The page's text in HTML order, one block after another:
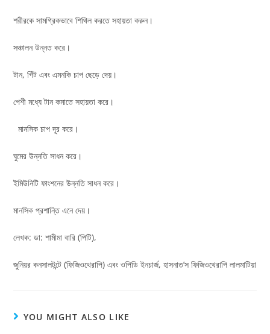
শরীরকে সামগ্রিকভাবে শিথিল করতে সহায়তা করুন।
সঞ্চালন উন্নত করে।
টান, গিঁট এবং এমনকি চাপ ছেড়ে দেয়।
পেশী মধ্যে টান কমাতে সহায়তা করে।
মানসিক চাপ দূর করে।
ঘুমের উন্নতি সাধন করে।
ইমিউনিটি ফাংশনের উন্নতি সাধন করে।
মানসিক প্রশান্তি এনে দেয়।
লেখক: ডা: শামীমা বারি (পিটি),
জুনিয়র কনসালটন্টে (ফিজিওথেরাপি) এবং ওপিডি ইনচার্জ, হাসনাত’স ফিজিওথেরাপি লালমাটিয়া
YOU MIGHT ALSO LIKE